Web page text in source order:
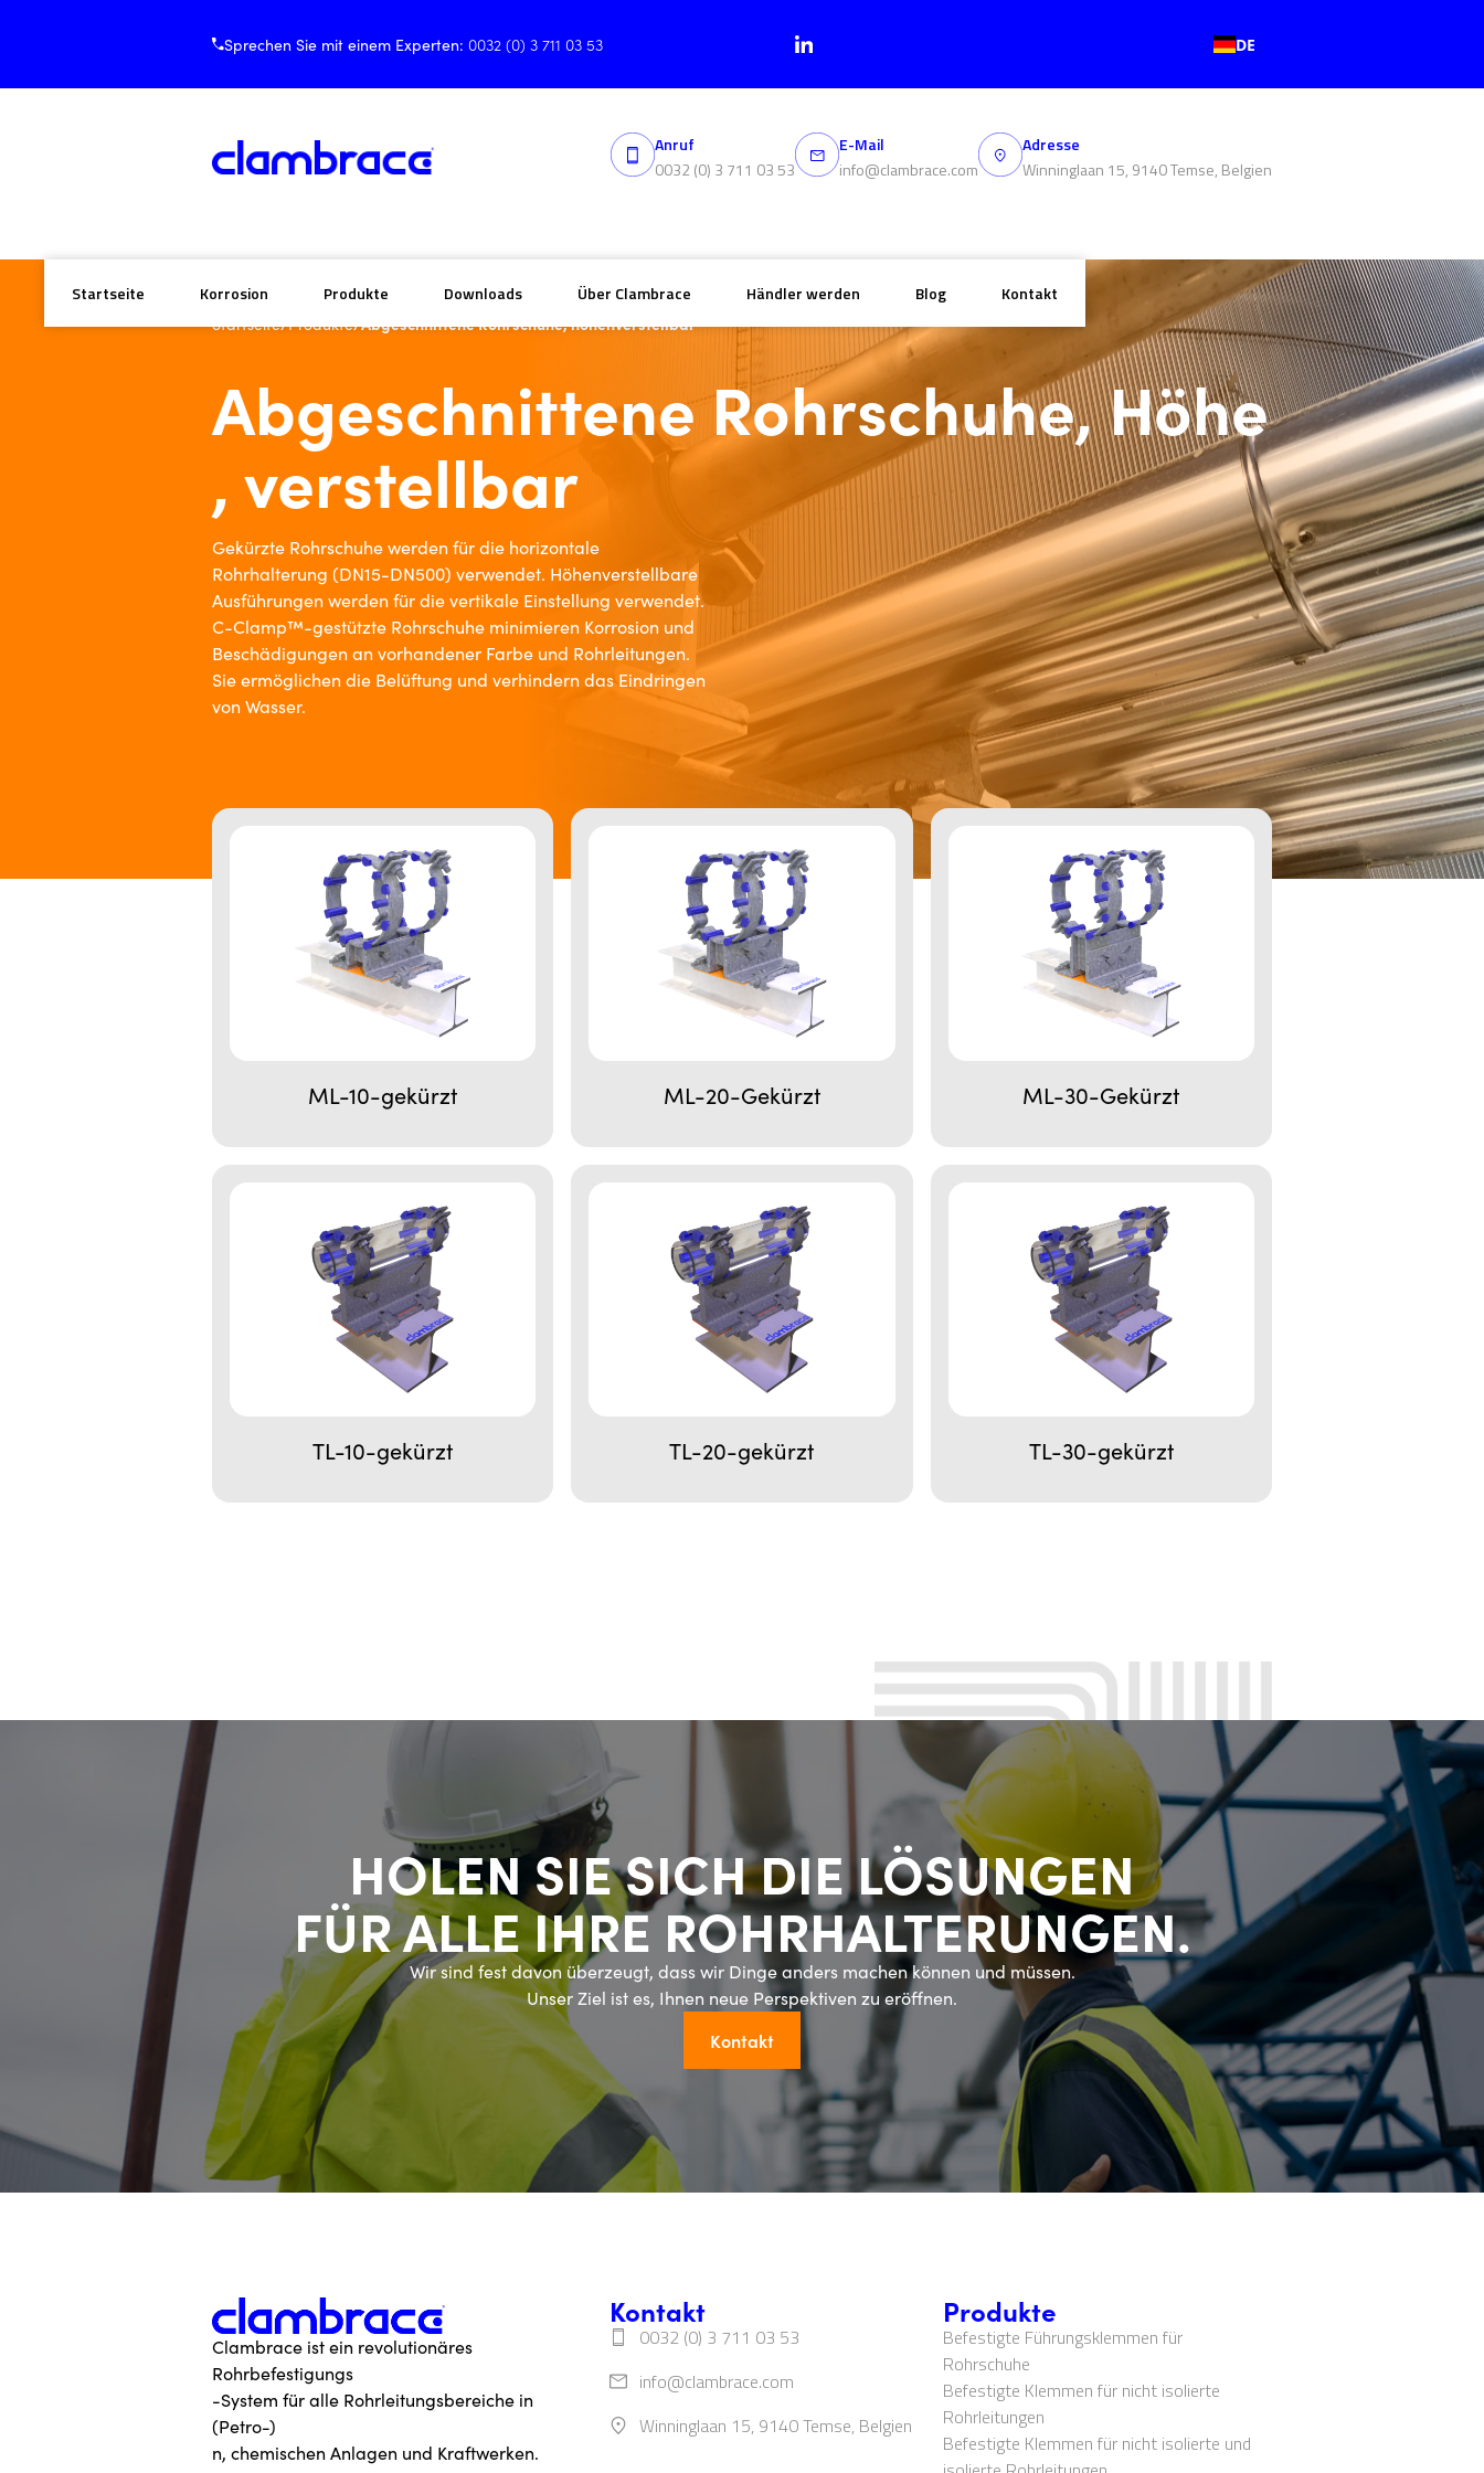
Sprechen Sie mit einem Experten:0032 (0) 3 711 03 53 DE
Anruf
0032 (0) 3 711 03 53
E-Mail
info@clambrace.com
Adresse
Winninglaan 15, 9140 Temse, Belgien
Startseite Korrosion Produkte Downloads Über Clambrace Händler werden Blog Kontakt
Startseite/Produkte/Abgeschnittene Rohrschuhe, höhenverstellbar
Abgeschnittene Rohrschuhe, Höhe
, verstellbar
Gekürzte Rohrschuhe werden für die horizontale
Rohrhalterung (DN15-DN500) verwendet. Höhenverstellbare
Ausführungen werden für die vertikale Einstellung verwendet.
C-Clamp™-gestützte Rohrschuhe minimieren Korrosion und
Beschädigungen an vorhandener Farbe und Rohrleitungen.
Sie ermöglichen die Belüftung und verhindern das Eindringen
von Wasser.
ML-10-gekürzt ML-20-Gekürzt ML-30-Gekürzt
TL-10-gekürzt TL-20-gekürzt TL-30-gekürzt
HOLEN SIE SICH DIE LÖSUNGEN
FÜR ALLE IHRE ROHRHALTERUNGEN.
Wir sind fest davon überzeugt, dass wir Dinge anders machen können und müssen.
Unser Ziel ist es, Ihnen neue Perspektiven zu eröffnen.
Kontakt
Clambrace ist ein revolutionäres
Rohrbefestigungs
-System für alle Rohrleitungsbereiche in
(Petro-)
n, chemischen Anlagen und Kraftwerken.
Kontakt
0032 (0) 3 711 03 53
info@clambrace.com
Winninglaan 15, 9140 Temse, Belgien
Produkte
Befestigte Führungsklemmen für
Rohrschuhe
‍‍Befestigte Klemmen für nicht isolierte
Rohrleitungen‍
‍Befestigte Klemmen für nicht isolierte und